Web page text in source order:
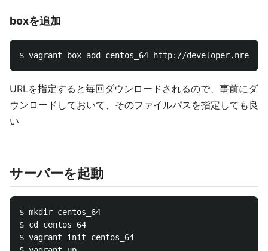
boxを追加
URLを指定すると毎回ダウンロードされるので、事前にダ
ウンロードしておいて、そのファイルパスを指定しても良
い
サーバーを起動
$ mkdir centos_64
$ cd centos_64
$ vagrant init centos_64